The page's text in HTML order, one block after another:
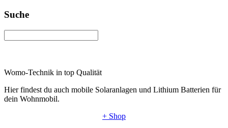
Suche
Womo-Technik in top Qualität
Hier findest du auch mobile Solaranlagen und Lithium Batterien für
dein Wohnmobil.
+ Shop